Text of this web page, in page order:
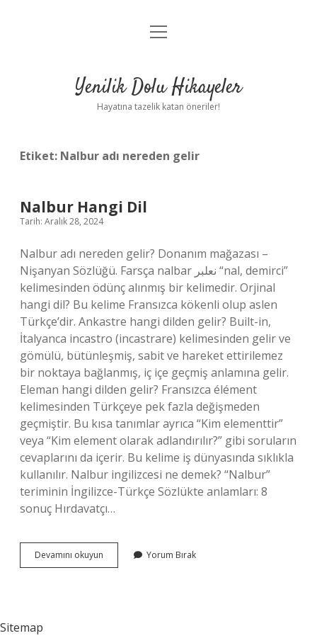
Anasayfa
Yasal Uyarı
menüyü
Yenilik Dolu Hikayeler
Hayatına tazelik katan öneriler!
Etiket: Nalbur adı nereden gelir
Nalbur Hangi Dil
Tarih: Aralık 28, 2024
Nalbur adı nereden gelir? Donanım mağazası –
Nişanyan Sözlüğü. Farsça nalbar نعلبر “nal, demirci”
kelimesinden ödünç alınmış bir kelimedir. Orjinal
hangi dil? Bu kelime Fransızca kökenli olup aslen
Türkçe’dir. Ankastre hangi dilden gelir? Built-in,
İtalyanca incastro (incastrare) kelimesinden gelir ve
gömülü, bütünleşmiş, sabit ve hareket ettirilemez
bir noktaya bağlanmış, iç içe geçmiş anlamına gelir.
Eleman hangi dilden gelir? Fransızca élément
kelimesinden Türkçeye pek fazla değişmeden
geçmiştir. Bu kısa tanımlar ayrıca “Kim elementtir”
veya “Kim element olarak adlandırılır?” gibi soruların
cevaplarını da içerir. Bu kelime iş dünyasında sıklıkla
kullanılır. Nalbur ingilizcesi ne demek? “Nalbur”
teriminin İngilizce-Türkçe Sözlükte anlamları: 8
sonuç Hırdavatçı…
Devamını okuyun
Hangi
Yorum Bırak
Sitemap